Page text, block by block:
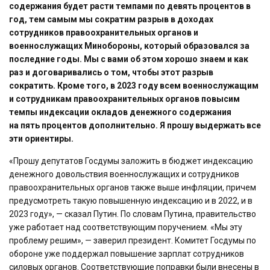
содержания будет расти темпами по девять процентов в
год, тем самым мы сократим разрыв в доходах
сотрудников правоохранительных органов и
военнослужащих Минобороны, который образовался за
последние годы. Мы с вами об этом хорошо знаем и как
раз и договаривались о том, чтобы этот разрыв
сократить. Кроме того, в 2023 году всем военнослужащим
и сотрудникам правоохранительных органов повысим
темпы индексации окладов денежного содержания
на пять процентов дополнительно. Я прошу выдержать все
эти ориентиры.
«Прошу депутатов Госдумы заложить в бюджет индексацию
денежного довольствия военнослужащих и сотрудников
правоохранительных органов также выше инфляции, причем
предусмотреть такую повышенную индексацию и в 2022, и в
2023 году», — сказал Путин. По словам Путина, правительство
уже работает над соответствующим поручением. «Мы эту
проблему решим», — заверил президент. Комитет Госдумы по
обороне уже поддержал повышение зарплат сотрудников
силовых органов. Соответствующие поправки были внесены в